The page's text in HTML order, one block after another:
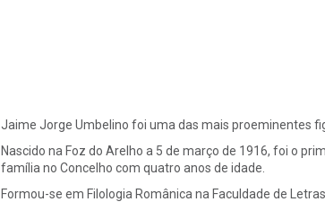
Jaime Jorge Umbelino foi uma das mais proeminentes
Nascido na Foz do Arelho a 5 de março de 1916, foi o
família no Concelho com quatro anos de idade.
Formou-se em Filologia Românica na Faculdade de